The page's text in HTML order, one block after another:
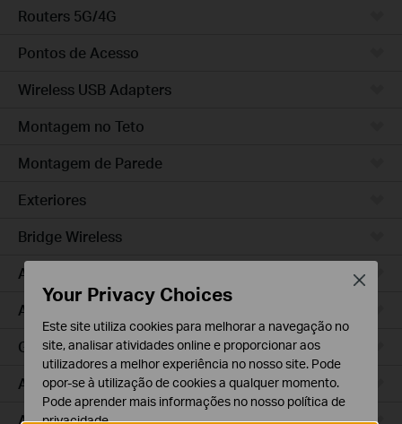
Routers 5G/4G
Pontos de Acesso
Wireless USB Adapters
Montagem no Teto
Montagem de Parede
Exteriores
Bridge Wireless
Access Pro
Access Plus
GPON
Agile
Access
Your Privacy Choices
Este site utiliza cookies para melhorar a navegação no
site, analisar atividades online e proporcionar aos
utilizadores a melhor experiência no nosso site. Pode
opor-se à utilização de cookies a qualquer momento.
Pode aprender mais informações no nosso política de
privacidade.
Close